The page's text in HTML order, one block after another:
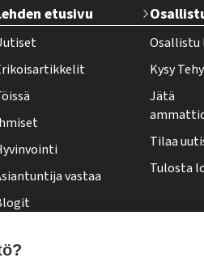
etusivu
vastaa
Osallistu
Kysy
Jätä
Tilaa
Tulosta